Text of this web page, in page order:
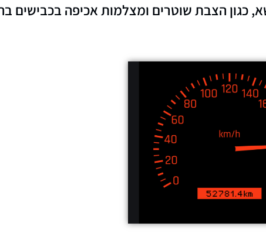
כגון הצבת שוטרים ומצלמות אכיפה בכבישים